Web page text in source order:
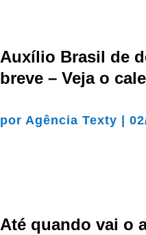
Auxílio Brasil de
breve – Veja o
porAgência Texty |
Até quando vai o